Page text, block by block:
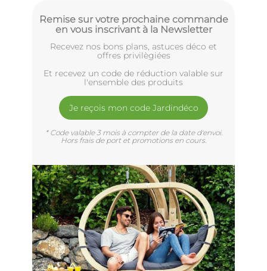
Remise sur votre prochaine commande
en vous inscrivant à la Newsletter
Recevez nos bons plans, astuces déco et
offres privilègiées
Et recevez un code de réduction valable sur
l'ensemble des produits
Je reçois mon code Jardindéco
* Code valable 3 mois à compter de la date d'envoi.
Hors frais de port et promotions en cours.